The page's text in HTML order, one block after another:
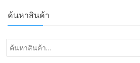
ค้นหาสินค้า
ค้นหา: